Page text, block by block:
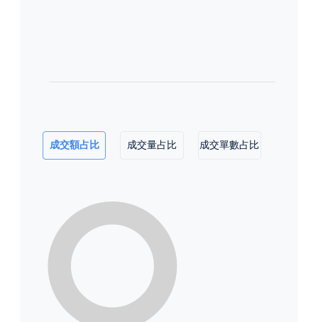
成交額占比 成交量占比 成交單數占比